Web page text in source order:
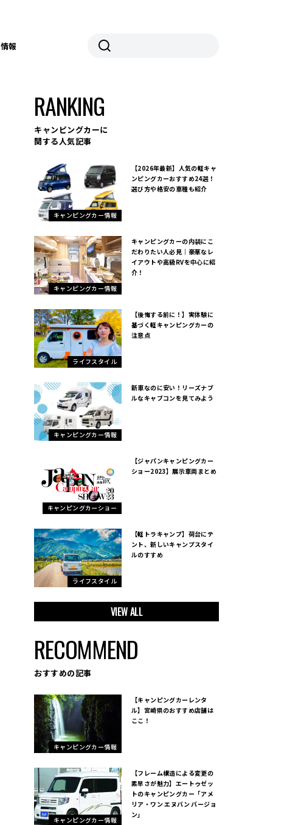
情報
RANKING
キャンピングカーに
関する人気記事
キャンピングカー情報
【2026年最新】人気の軽キャ
ンピングカーおすすめ24選！
選び方や格安の車種も紹介
キャンピングカー情報
キャンピングカーの内装にこ
だわりたい人必見｜豪華なレ
イアウトや高級RVを中心に紹
介！
ライフスタイル
【後悔する前に！】実体験に
基づく軽キャンピングカーの
注意点
キャンピングカー情報
新車なのに安い！リーズナブ
ルなキャブコンを見てみよう
キャンピングカーショー
【ジャパンキャンピングカー
ショー2023】展示車両まとめ
ライフスタイル
【軽トラキャンプ】荷台にテ
ント、新しいキャンプスタイ
ルのすすめ
VIEW ALL
RECOMMEND
おすすめの記事
キャンピングカー情報
【キャンピングカーレンタ
ル】宮崎県のおすすめ店舗は
ここ！
キャンピングカー情報
【フレーム構造による変更の
素早さが魅力】エートゥゼッ
トのキャンピングカー「アメ
リア・ワン エヌバン バージョ
ン」